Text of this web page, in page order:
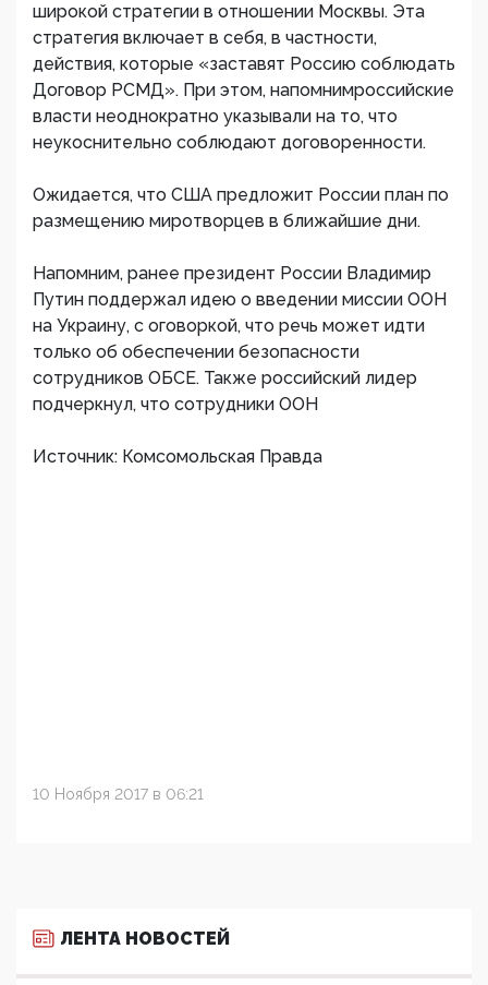
широкой стратегии в отношении Москвы. Эта
стратегия включает в себя, в частности,
действия, которые «заставят Россию соблюдать
Договор РСМД». При этом, напомнимроссийские
власти неоднократно указывали на то, что
неукоснительно соблюдают договоренности.
Ожидается, что США предложит России план по
размещению миротворцев в ближайшие дни.
Напомним, ранее президент России Владимир
Путин поддержал идею о введении миссии ООН
на Украину, с оговоркой, что речь может идти
только об обеспечении безопасности
сотрудников ОБСЕ. Также российский лидер
подчеркнул, что сотрудники ООН
Источник: Комсомольская Правда
10 Ноября 2017 в 06:21
ЛЕНТА НОВОСТЕЙ